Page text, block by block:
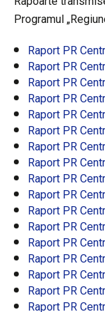
Programul
Raport PR
Raport PR
Raport PR
Raport PR
Raport PR
Raport PR
Raport PR
Raport PR
Raport PR
Raport PR
Raport PR
Raport PR
Raport PR
Raport PR
Raport PR
Raport PR
Raport PR